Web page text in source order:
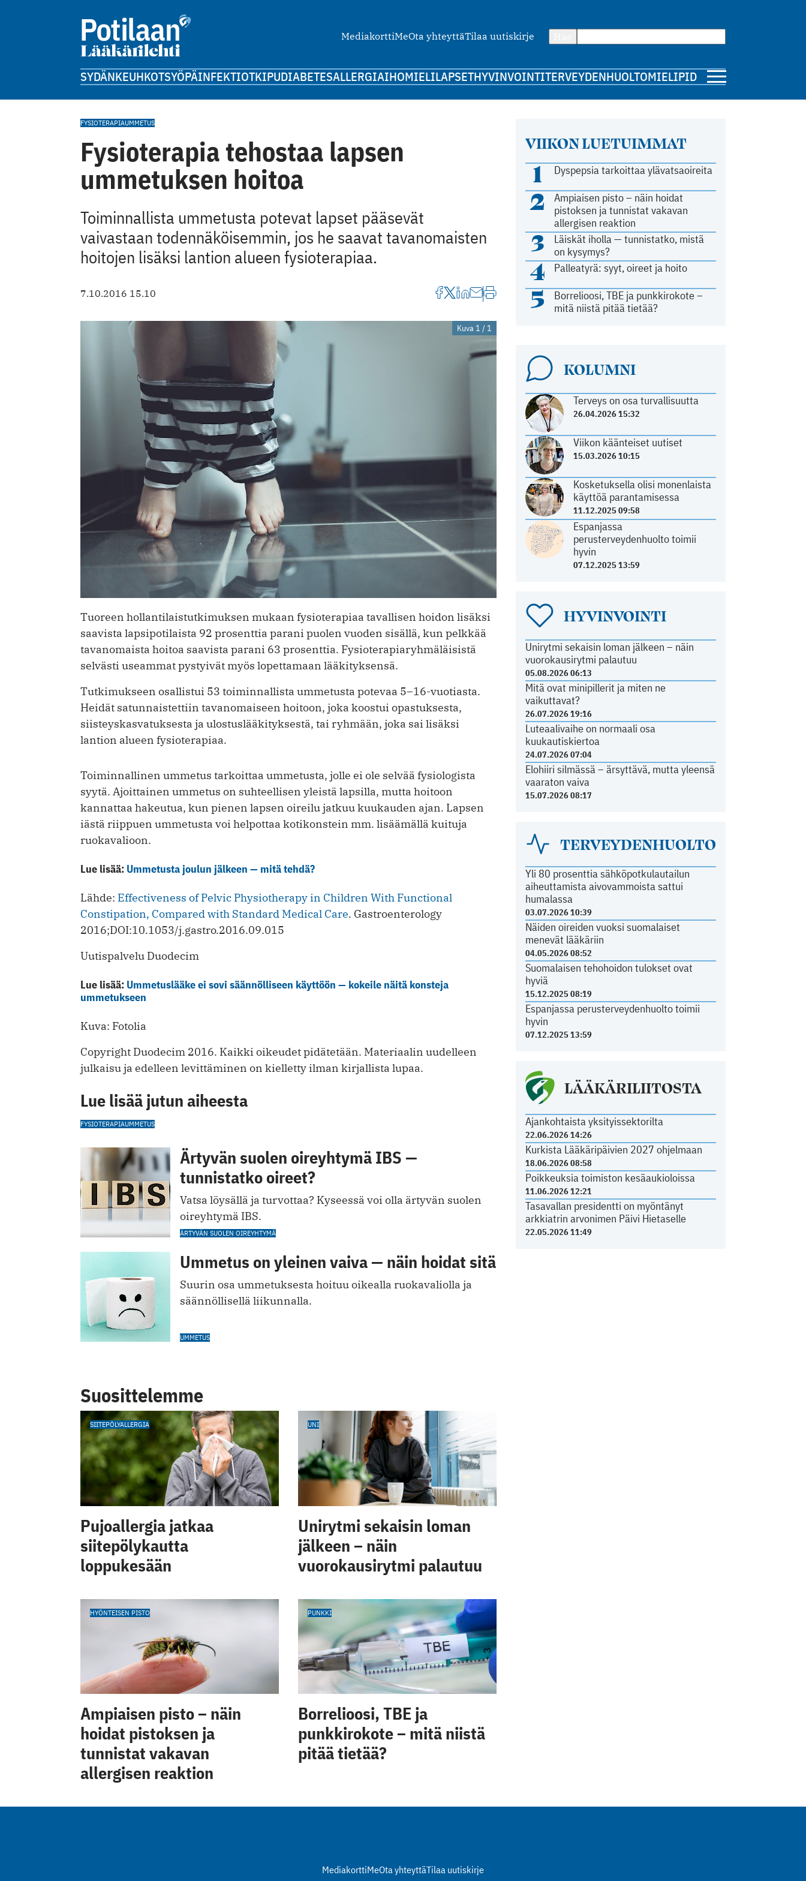
MediakorttiMeOta yhteyttäTilaa uutiskirje
SYDÄNKEUHKOTSYÖPÄINFEKTIOTKIPUDIABETESALLERGIAIHOMIELILAPSETHYVINVOINTITERVEYDENHUOLTOMIELIPIDE
VIIKON LUETUIMMAT
1 Dyspepsia tarkoittaa ylävatsaoireita
2
Ampiaisen pisto – näin hoidat
pistoksen ja tunnistat vakavan
allergisen reaktion
3
Läiskät iholla — tunnistatko, mistä
on kysymys?
4 Palleatyrä: syyt, oireet ja hoito
5
Borrelioosi, TBE ja punkkirokote –
mitä niistä pitää tietää?
KOLUMNI
Terveys on osa turvallisuutta
26.04.2026 15:32
Viikon käänteiset uutiset
15.03.2026 10:15
Kosketuksella olisi monenlaista
käyttöä parantamisessa
11.12.2025 09:58
Espanjassa
perusterveydenhuolto toimii
hyvin
07.12.2025 13:59
HYVINVOINTI
Unirytmi sekaisin loman jälkeen – näin
vuorokausirytmi palautuu
05.08.2026 06:13
Mitä ovat minipillerit ja miten ne
vaikuttavat?
26.07.2026 19:16
Luteaalivaihe on normaali osa
kuukautiskiertoa
24.07.2026 07:04
Elohiiri silmässä – ärsyttävä, mutta yleensä
vaaraton vaiva
15.07.2026 08:17
TERVEYDENHUOLTO
Yli 80 prosenttia sähköpotkulautailun
aiheuttamista aivovammoista sattui
humalassa
03.07.2026 10:39
Näiden oireiden vuoksi suomalaiset
menevät lääkäriin
04.05.2026 08:52
Suomalaisen tehohoidon tulokset ovat
hyviä
15.12.2025 08:19
Espanjassa perusterveydenhuolto toimii
hyvin
07.12.2025 13:59
LÄÄKÄRILIITOSTA
Ajankohtaista yksityissektorilta
22.06.2026 14:26
Kurkista Lääkäripäivien 2027 ohjelmaan
18.06.2026 08:58
Poikkeuksia toimiston kesäaukioloissa
11.06.2026 12:21
Tasavallan presidentti on myöntänyt
arkkiatrin arvonimen Päivi Hietaselle
22.05.2026 11:49
FYSIOTERAPIAUMMETUS
Fysioterapia tehostaa lapsen
ummetuksen hoitoa
Toiminnallista ummetusta potevat lapset pääsevät
vaivastaan todennäköisemmin, jos he saavat tavanomaisten
hoitojen lisäksi lantion alueen fysioterapiaa.
7.10.2016 15.10
Kuva 1 / 1
Tuoreen hollantilaistutkimuksen mukaan fysioterapiaa tavallisen hoidon lisäksi
saavista lapsipotilaista 92 prosenttia parani puolen vuoden sisällä, kun pelkkää
tavanomaista hoitoa saavista parani 63 prosenttia. Fysioterapiaryhmäläisistä
selvästi useammat pystyivät myös lopettamaan lääkityksensä.
Tutkimukseen osallistui 53 toiminnallista ummetusta potevaa 5–16-vuotiasta.
Heidät satunnaistettiin tavanomaiseen hoitoon, joka koostui opastuksesta,
siisteyskasvatuksesta ja ulostuslääkityksestä, tai ryhmään, joka sai lisäksi
lantion alueen fysioterapiaa.
Toiminnallinen ummetus tarkoittaa ummetusta, jolle ei ole selvää fysiologista
syytä. Ajoittainen ummetus on suhteellisen yleistä lapsilla, mutta hoitoon
kannattaa hakeutua, kun pienen lapsen oireilu jatkuu kuukauden ajan. Lapsen
iästä riippuen ummetusta voi helpottaa kotikonstein mm. lisäämällä kuituja
ruokavalioon.
Lue lisää: Ummetusta joulun jälkeen — mitä tehdä?
Lähde: Effectiveness of Pelvic Physiotherapy in Children With Functional
Constipation, Compared with Standard Medical Care. Gastroenterology
2016;DOI:10.1053/j.gastro.2016.09.015
Uutispalvelu Duodecim
Lue lisää: Ummetuslääke ei sovi säännölliseen käyttöön — kokeile näitä konsteja
ummetukseen
Kuva: Fotolia
Copyright Duodecim 2016. Kaikki oikeudet pidätetään. Materiaalin uudelleen
julkaisu ja edelleen levittäminen on kielletty ilman kirjallista lupaa.
Lue lisää jutun aiheesta
FYSIOTERAPIAUMMETUS
Ärtyvän suolen oireyhtymä IBS —
tunnistatko oireet?
Vatsa löysällä ja turvottaa? Kyseessä voi olla ärtyvän suolen
oireyhtymä IBS.
ÄRTYVÄN SUOLEN OIREYHTYMÄ
Ummetus on yleinen vaiva — näin hoidat sitä
Suurin osa ummetuksesta hoituu oikealla ruokavaliolla ja
säännöllisellä liikunnalla.
UMMETUS
Suosittelemme
SIITEPÖLYALLERGIA
Pujoallergia jatkaa
siitepölykautta
loppukesään
UNI
Unirytmi sekaisin loman
jälkeen – näin
vuorokausirytmi palautuu
HYÖNTEISEN PISTO
Ampiaisen pisto – näin
hoidat pistoksen ja
tunnistat vakavan
allergisen reaktion
PUNKKI
Borrelioosi, TBE ja
punkkirokote – mitä niistä
pitää tietää?
MediakorttiMeOta yhteyttäTilaa uutiskirje